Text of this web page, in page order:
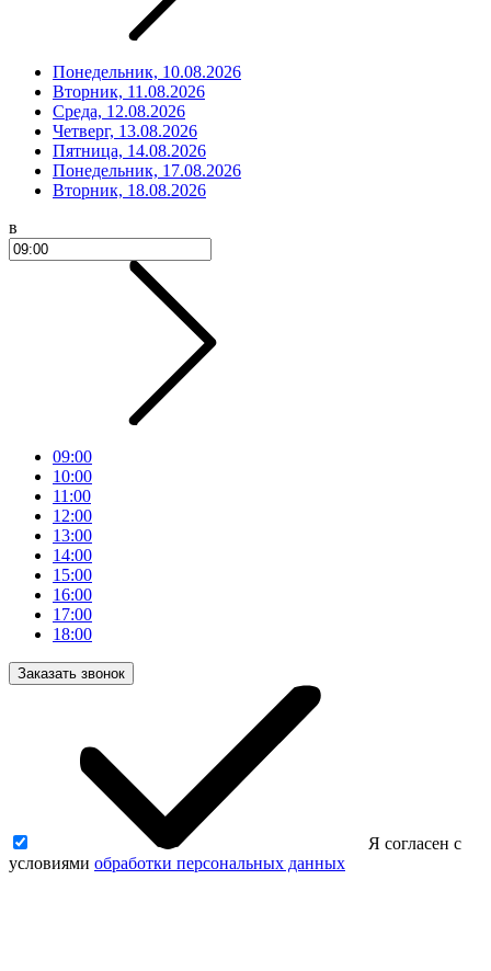
Понедельник, 10.08.2026
Вторник, 11.08.2026
Среда, 12.08.2026
Четверг, 13.08.2026
Пятница, 14.08.2026
Понедельник, 17.08.2026
Вторник, 18.08.2026
в
09:00
10:00
11:00
12:00
13:00
14:00
15:00
16:00
17:00
18:00
Заказать звонок
Я согласен с
условиями обработки персональных данных